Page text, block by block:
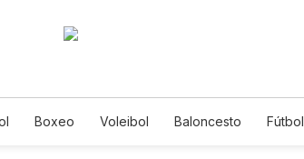
Boxeo Voleibol Baloncesto Fútbol